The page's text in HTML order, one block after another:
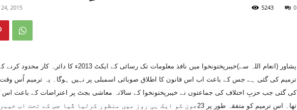
24, 2015 0
5243
پشاور (انعام اللہ سے)خیبرپختونخوا میں نافذ معلومات تک رسائی کے ایکٹ
ترمیم کی گئی ہے جس کے باعث اب اس قانون کا اطلاق صوبائی اسمبلی پر نہیں ہوگا۔ یہ ترمیم اُس
کی گئی جب حزبِ اختلاف کی جماعتوں نے خیبرپختونخوا کے سالانہ معاشی بجٹ پر اعتراضات کے باعث اس کا
تھا۔ اس ترمیم کو متفقہ طور پر 23جون کو ایک ہی روز میں منظور کرلیا گیا جس کے تحت